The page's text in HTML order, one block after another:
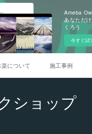
Ameba
あなただ
くろう
今すぐ試
楽について 施工事例
ショップ